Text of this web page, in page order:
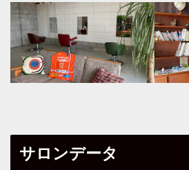
サロンデータ